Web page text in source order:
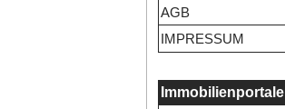
AGB
IMPRESSUM
Immobilienportale